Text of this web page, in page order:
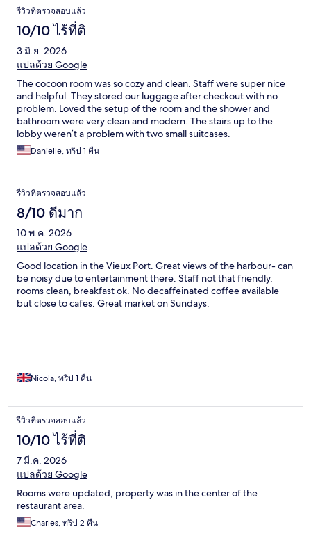
รีวิวที่ตรวจสอบแล้ว
10/10 ไร้ที่ติ
3 มิ.ย. 2026
แปลด้วย Google
The cocoon room was so cozy and clean. Staff were super nice
and helpful. They stored our luggage after checkout with no
problem. Loved the setup of the room and the shower and
bathroom were very clean and modern. The stairs up to the
lobby weren’t a problem with two small suitcases.
Danielle, ทริป 1 คืน
รีวิวที่ตรวจสอบแล้ว
8/10 ดีมาก
10 พ.ค. 2026
แปลด้วย Google
Good location in the Vieux Port. Great views of the harbour- can
be noisy due to entertainment there. Staff not that friendly,
rooms clean, breakfast ok. No decaffeinated coffee available
but close to cafes. Great market on Sundays.
Nicola, ทริป 1 คืน
รีวิวที่ตรวจสอบแล้ว
10/10 ไร้ที่ติ
7 มี.ค. 2026
แปลด้วย Google
Rooms were updated, property was in the center of the
restaurant area.
Charles, ทริป 2 คืน